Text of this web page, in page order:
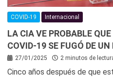
COVID-19 Internacional
LA CIA VE PROBABLE
COVID-19 SE FUGÓ DE
27/01/2025 2 minutos de
Cinco años después de que